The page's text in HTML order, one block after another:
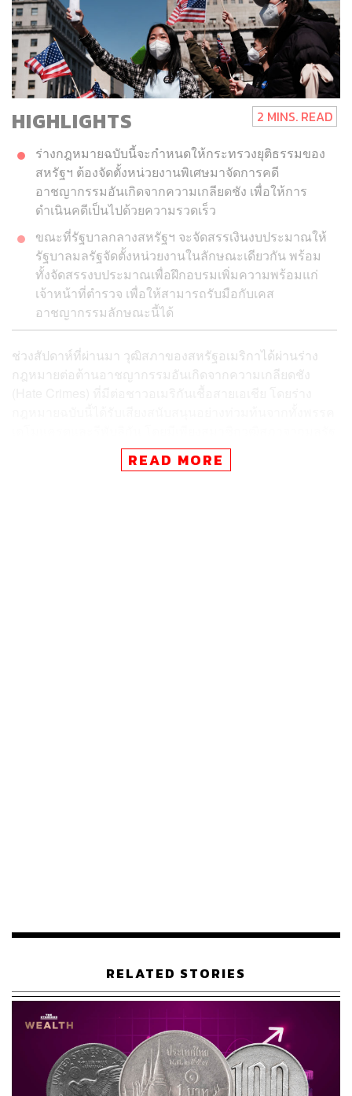
HIGHLIGHTS 2 MINS. READ
ร่างกฎหมายฉบับนี้จะกำหนดให้กระทรวงยุติธรรมของ
สหรัฐฯ ต้องจัดตั้งหน่วยงานพิเศษมาจัดการคดี
อาชญากรรมอันเกิดจากความเกลียดชัง เพื่อให้การ
ดำเนินคดีเป็นไปด้วยความรวดเร็ว
ขณะที่รัฐบาลกลางสหรัฐฯ จะจัดสรรเงินงบประมาณให้
รัฐบาลมลรัฐจัดตั้งหน่วยงานในลักษณะเดียวกัน พร้อม
ทั้งจัดสรรงบประมาณเพื่อฝึกอบรมเพิ่มความพร้อมแก่
เจ้าหน้าที่ตำรวจ เพื่อให้สามารถรับมือกับเคส
อาชญากรรมลักษณะนี้ได้
ช่วงสัปดาห์ที่ผ่านมา วุฒิสภาของสหรัฐอเมริกาได้ผ่านร่าง
กฎหมายต่อต้านอาชญากรรมอันเกิดจากความเกลียดชัง
มิสซูรีเพียงคนเดียวที่ออกคะแนนเสียงคัดค้านร่างกฎหมาย
ฉบับนี้ และร่างกฎหมายนี้จะถูกนำมาพิจารณาในสภาผู้แทน
รัฐบาลจีนใช้นโยบายการแข่งขันทางการค้าที่ไม่เป็นธรรม มี
ละเมิดทรัพย์สินทางปัญญา จนทำให้สินค้าจากจีนมีราคาถูก
มาก ทำให้สินค้าจากสหรัฐอเมริกาสูญเสียความสามารถใน
การแข่งขันในตลาดโลก และเมื่อเขาชนะการเลือกตั้งได้เป็น
ประธานาธิบดี ทรัมป์ก็ได้ประกาศสงครามการค้ากับรัฐบาล
จีนเพื่อปกป้องอุตสาหกรรมภายในประเทศ ซึ่งก็ทำให้เขาได้
รับความนิยมอย่างมากในหมู่แรงงานผิวขาว
READ MORE
RELATED STORIES